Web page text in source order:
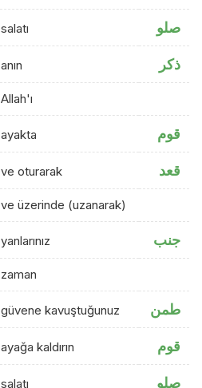
salatı صلو
anın ذكر
Allah'ı
ayakta قوم
ve oturarak قعد
ve üzerinde (uzanarak)
yanlarınız جنب
zaman
güvene kavuştuğunuz طمن
ayağa kaldırın قوم
salatı صلو